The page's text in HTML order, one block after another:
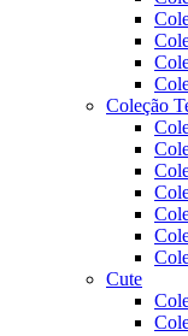
Coleção
Cute